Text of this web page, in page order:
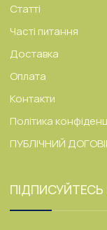
Статті
Часті питання
Доставка
Оплата
Контакти
Політика
ПУБЛІЧНИЙ